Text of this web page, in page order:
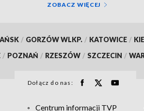
ZOBACZ WIĘCEJ
/ GORZÓW WLKP. / KATOWICE /
/ POZNAŃ / RZESZÓW / SZCZECIN /
Dołącz do nas:
Centrum informacji TVP